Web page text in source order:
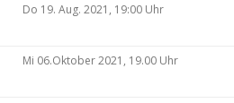
Do 19. Aug. 2021, 19:00 Uhr
Mi 06.Oktober 2021, 19.00 Uhr